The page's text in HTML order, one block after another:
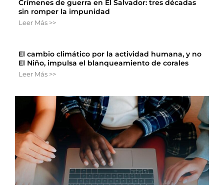
Crímenes de guerra en El Salvador: tres décadas
sin romper la impunidad
Leer Más >>
El cambio climático por la actividad humana, y no
El Niño, impulsa el blanqueamiento de corales
Leer Más >>